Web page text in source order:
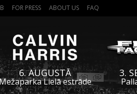
FOR PRESS ABOUT US FAQ
6. AUGUSTĀ
Lielā estrāde
3.